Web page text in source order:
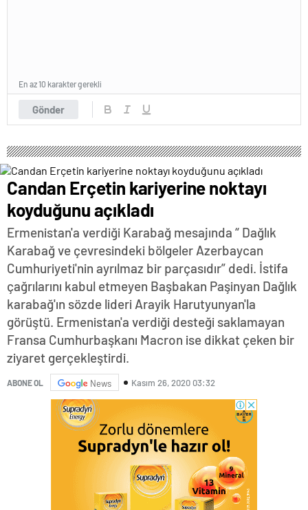
Gönder
En az 10 karakter gerekli
Candan Erçetin kariyerine noktayı
koyduğunu açıkladı
Ermenistan'a verdiği Karabağ mesajında “ Dağlık
Karabağ ve çevresindeki bölgeler Azerbaycan
Cumhuriyeti'nin ayrılmaz bir parçasıdır” dedi. İstifa
çağrılarını kabul etmeyen Başbakan Paşinyan Dağlık
karabağ'ın sözde lideri Arayik Harutyunyan'la
görüştü. Ermenistan'a verdiği desteği saklamayan
Fransa Cumhurbaşkanı Macron ise dikkat çeken bir
ziyaret gerçekleştirdi.
ABONE OL News Kasım 26, 2020 03:32